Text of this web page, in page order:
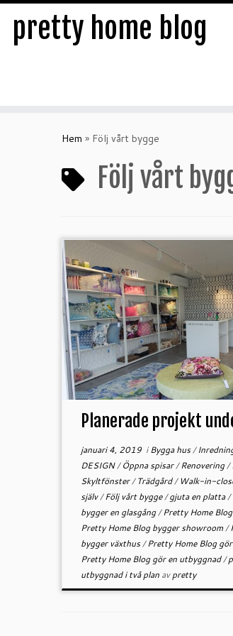
pretty home blog
Hem » Följ vårt bygge
Följ vårt
Planerade projekt
januari 4, 2019iBygga hus/
DESIGN/Öppna spisar/Renovering/
Skyltfönster/Trädgård/ Walk-in-
själv/Följ vårt bygge/gjuta en platta/
bygger en glasgång/Pretty Home
Pretty Home Blog bygger showroom/
bygger växthus/Pretty Home Blog
Pretty Home Blog gör en utbyggnad/
utbyggnad i två plan avpretty